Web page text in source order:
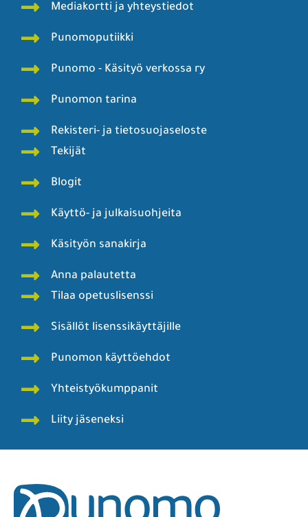
Mediakortti ja yhteystiedot
Punomoputiikki
Punomo - Käsityö verkossa ry
Punomon tarina
Rekisteri- ja tietosuojaseloste
Tekijät
Blogit
Käyttö- ja julkaisuohjeita
Käsityön sanakirja
Anna palautetta
Tilaa opetuslisenssi
Sisällöt lisenssikäyttäjille
Punomon käyttöehdot
Yhteistyökumppanit
Liity jäseneksi